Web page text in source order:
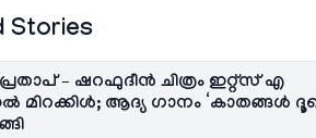
Stories
– ഷറഫുദീൻ ചിത്രം ഇറ്റ്സ് എ
മിറക്കിൾ; ആദ്യ ഗാനം ‘കാതങ്ങൾ